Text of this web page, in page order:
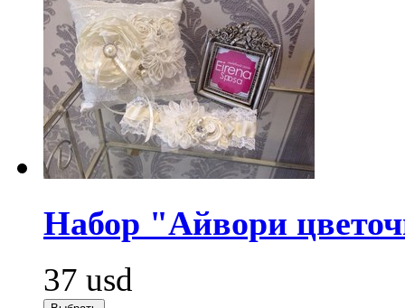
Набор "Айвори
37 usd